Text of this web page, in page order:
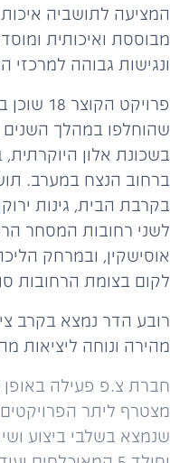
המציעה לתושביה
מבוססת ואיכותית
ונגישות גבוהה
פרויקט
שהוחלפו במהלך השנים
בשכונת אלון
ברחוב הנצח במערב.
בקרבת הבית, גינות
לשני רחובות המסחר
לקום בצומת הרחובות
רובע הדר נמצא בקרב
מהירה ונוחה ליציאות
מצטרף ליתר